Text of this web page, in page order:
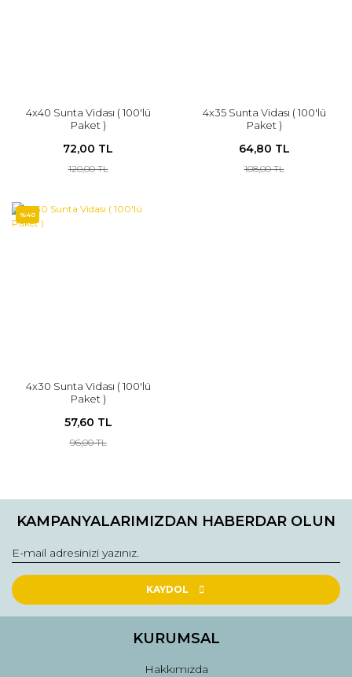
4x40 Sunta Vidası ( 100'lü
Paket )
72,00 TL
120,00 TL
4x35 Sunta Vidası ( 100'lü
Paket )
64,80 TL
108,00 TL
%40
4x30 Sunta Vidası ( 100'lü
Paket )
57,60 TL
96,00 TL
KAMPANYALARIMIZDAN HABERDAR OLUN
KAYDOL
KURUMSAL
Hakkımızda